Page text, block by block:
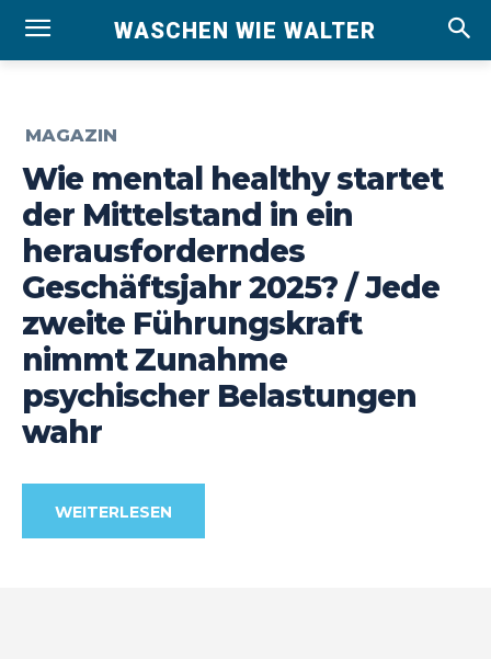
WASCHEN WIE WALTER
MAGAZIN
Wie mental healthy startet
der Mittelstand in ein
herausforderndes
Geschäftsjahr 2025? / Jede
zweite Führungskraft
nimmt Zunahme
psychischer Belastungen
wahr
WEITERLESEN